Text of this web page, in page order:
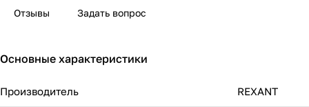
Отзывы Задать вопрос
Основные характеристики
Производитель REXANT